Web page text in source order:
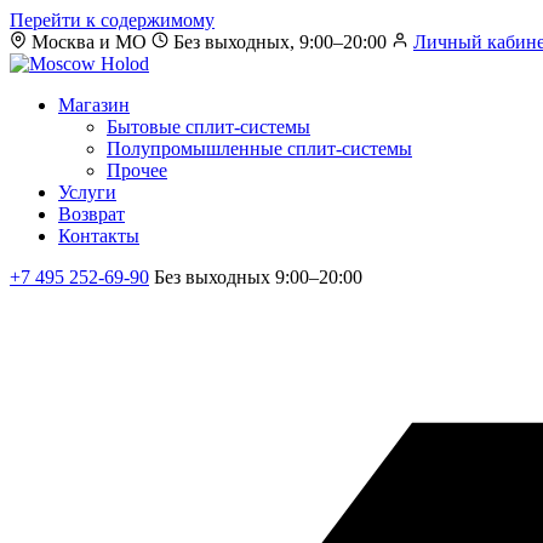
Перейти к содержимому
Москва и МО
Без выходных, 9:00–20:00 Личный
Магазин
Бытовые сплит-системы
Полупромышленные сплит-системы
Прочее
Услуги
Возврат
Контакты
+7 495 252-69-90 Без выходных 9:00–20:00